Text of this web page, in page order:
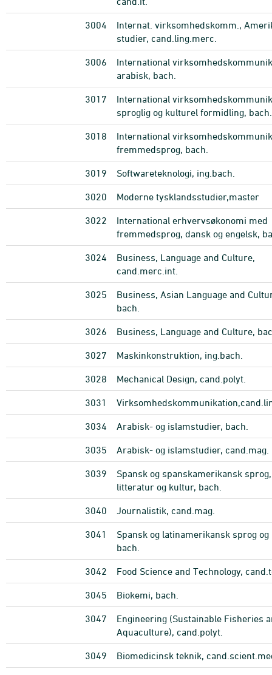
3004
Internat. virksomhedskomm.,
studier, cand.ling.merc.
3006
International
arabisk, bach.
3017
International
sproglig og kulturel formidling, bach.
3018
International
fremmedsprog, bach.
3019 Softwareteknologi, ing.bach.
3020 Moderne tysklandsstudier,master
3022
International erhvervsøkonomi med
fremmedsprog, dansk og engelsk,
3024
Business, Language and Culture,
cand.merc.int.
3025
Business, Asian Language and
bach.
3026 Business, Language and Culture,
3027 Maskinkonstruktion, ing.bach.
3028 Mechanical Design, cand.polyt.
3031
3034 Arabisk- og islamstudier, bach.
3035 Arabisk- og islamstudier, cand.mag.
3039
Spansk og spanskamerikansk sprog,
litteratur og kultur, bach.
3040 Journalistik, cand.mag.
3041
Spansk og latinamerikansk sprog
bach.
3042 Food Science and Technology,
3045 Biokemi, bach.
3047
Engineering (Sustainable Fisheries
Aquaculture), cand.polyt.
3049 Biomedicinsk teknik,